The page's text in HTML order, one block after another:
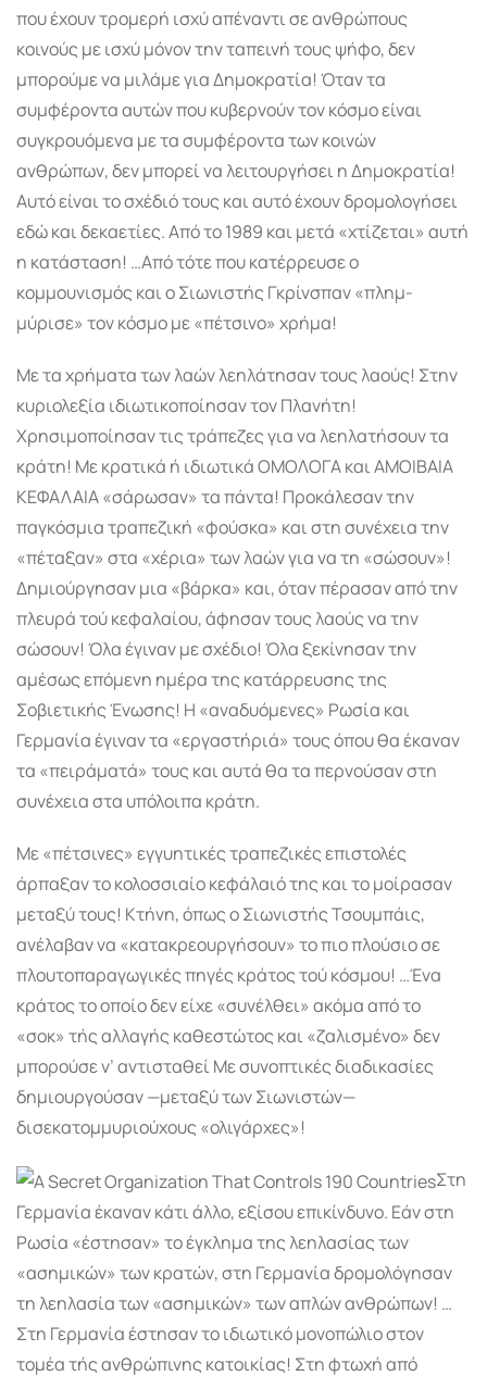
που έχουν τρομερή ισχύ απέναντι σε ανθρώπους
κοινούς με ισχύ μόνον την ταπεινή τους ψήφο, δεν
μπορούμε να μιλάμε για Δημοκρατία! Όταν τα
συμφέροντα αυτών που κυβερνούν τον κόσμο είναι
συγκρουόμενα με τα συμφέροντα των κοινών
ανθρώπων, δεν μπορεί να λειτουργήσει η Δημοκρατία!
Αυτό είναι το σχέδιό τους και αυτό έχουν δρομολογήσει
εδώ και δεκαετίες. Από το 1989 και μετά «χτίζεται» αυτή
η κατάσταση! …Από τότε που κατέρρευσε ο
κομμουνισμός και ο Σιωνιστής Γκρίνσπαν «πλημ­
μύρισε» τον κόσμο με «πέτσινο» χρήμα!
Με τα χρήματα των λαών λεηλάτησαν τους λαούς! Στην
κυριολεξία ιδιωτικοποίησαν τον Πλανήτη!
Χρησιμοποίησαν τις τράπεζες για να λεηλατήσουν τα
κράτη! Με κρατικά ή ιδιωτικά ΟΜΟΛΟΓΑ και ΑΜΟΙΒΑΙΑ
ΚΕΦΑΛΑΙΑ «σάρωσαν» τα πάντα! Προκάλεσαν την
παγκόσμια τραπεζική «φούσκα» και στη συνέχεια την
«πέταξαν» στα «χέρια» των λαών για να τη «σώ­σουν»!
Δημιούργησαν μια «βάρκα» και, όταν πέρασαν από την
πλευρά τού κεφαλαίου, άφησαν τους λαούς να την
σώσουν! Όλα έγιναν με σχέδιο! Όλα ξεκίνησαν την
αμέσως επόμενη ημέρα της κατάρρευσης της
Σοβιετικής Ένωσης! Η «αναδυόμενες» Ρωσία και
Γερμανία έγιναν τα «εργαστήριά» τους όπου θα έκαναν
τα «πειράματά» τους και αυτά θα τα περνούσαν στη
συνέχεια στα υπόλοιπα κράτη.
Με «πέτσινες» εγγυητικές τραπεζικές επιστολές
άρπαξαν το κολοσσιαίο κεφάλαιό της και το μοίρασαν
μεταξύ τους! Κτήνη, όπως ο Σιωνιστής Τσουμπάις,
ανέλαβαν να «κατακρεουργή­σουν» το πιο πλούσιο σε
πλουτοπαραγωγικές πηγές κράτος τού κόσμου! …Ένα
κράτος το οποίο δεν είχε «συνέλθει» ακόμα από το
«σοκ» τής αλλαγής καθεστώτος και «ζαλισμένο» δεν
μπορούσε ν’ αντισταθεί Με συνοπτικές διαδικασίες
δημιουργούσαν —μεταξύ των Σιωνι­στών—
δισεκατομμυριούχους «ολιγάρχες»!
Στη
Γερμανία έκαναν κάτι άλλο, εξίσου επικίνδυνο. Εάν στη
Ρωσία «έστησαν» το έγκλημα της λεηλασίας των
«ασημικών» των κρατών, στη Γερμανία δρομολόγησαν
τη λεηλασία των «ασημικών» των απλών ανθρώπων! …
Στη Γερμανία έστησαν το ιδιωτικό μονοπώλιο στον
τομέα τής ανθρώπινης κατοικίας! Στη φτωχή από